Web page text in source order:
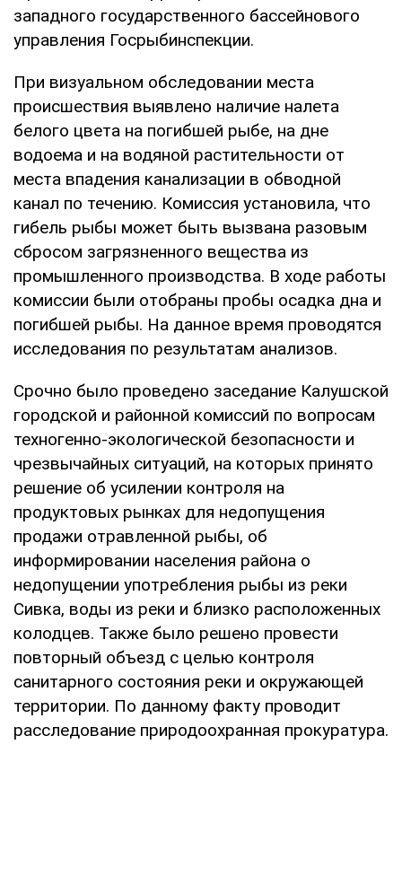
западного государственного бассейнового
управления Госрыбинспекции.
При визуальном обследовании места
происшествия выявлено наличие налета
белого цвета на погибшей рыбе, на дне
водоема и на водяной растительности от
места впадения канализации в обводной
канал по течению. Комиссия установила, что
гибель рыбы может быть вызвана разовым
сбросом загрязненного вещества из
промышленного производства. В ходе работы
комиссии были отобраны пробы осадка дна и
погибшей рыбы. На данное время проводятся
исследования по результатам анализов.
Срочно было проведено заседание Калушской
городской и районной комиссий по вопросам
техногенно-экологической безопасности и
чрезвычайных ситуаций, на которых принято
решение об усилении контроля на
продуктовых рынках для недопущения
продажи отравленной рыбы, об
информировании населения района о
недопущении употребления рыбы из реки
Сивка, воды из реки и близко расположенных
колодцев. Также было решено провести
повторный объезд с целью контроля
санитарного состояния реки и окружающей
территории. По данному факту проводит
расследование природоохранная прокуратура.